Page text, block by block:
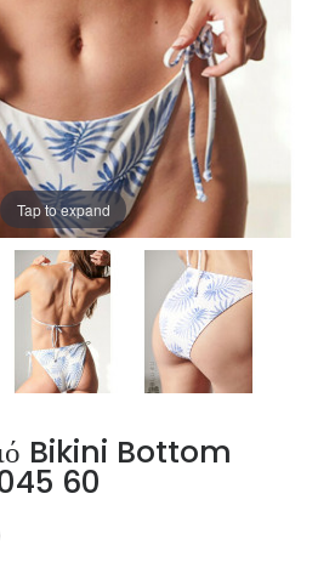
Tap to expand
Bikini Bottom
60